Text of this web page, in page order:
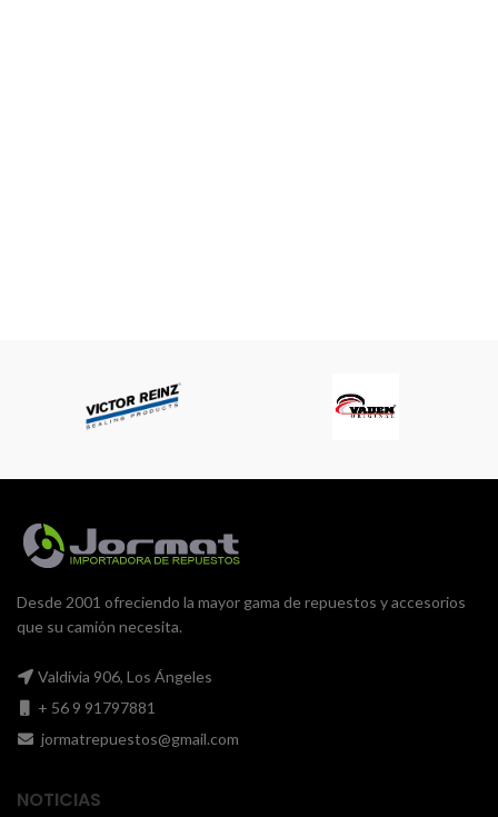
Desde 2001 ofreciendo la mayor gama de repuestos y accesorios
que su camión necesita.
Valdivia 906, Los Ángeles
+ 56 9 91797881
jormatrepuestos@gmail.com
NOTICIAS